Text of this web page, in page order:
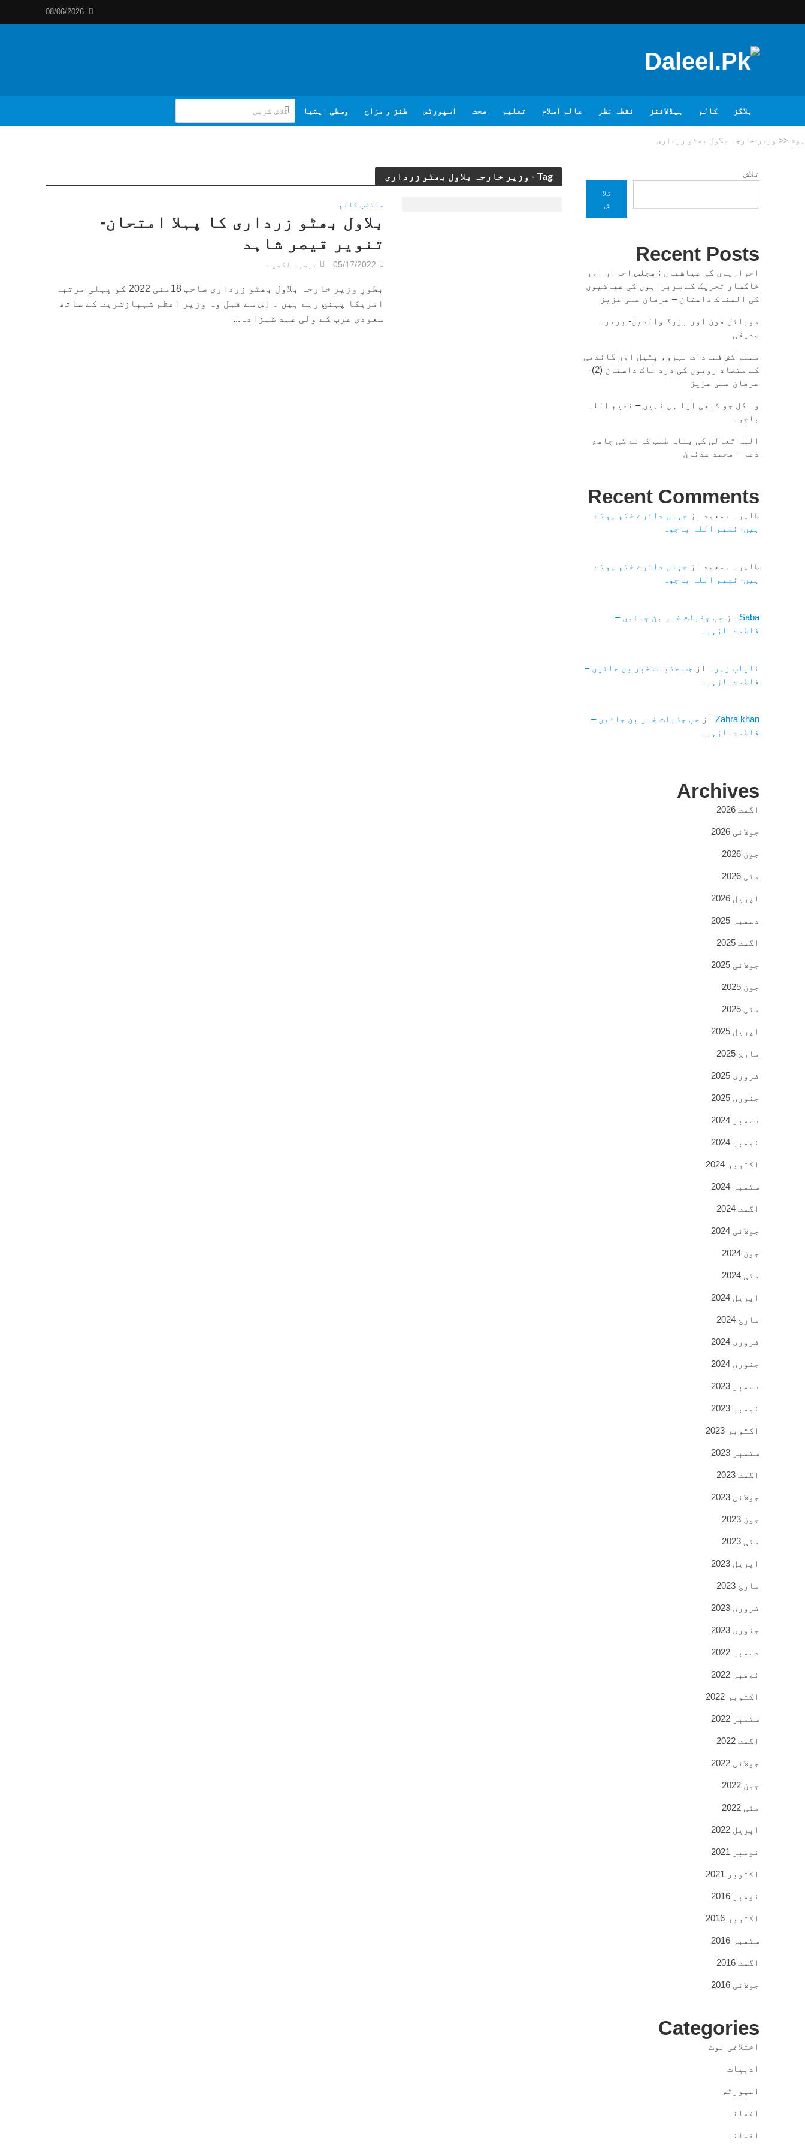
08/06/2026
بلاگز کالم ہیڈلائنز نقطہ نظر عالم اسلام تعلیم صحت اسپورٹس طنز و مزاح وسطی ایشیا
ہوم << وزیر خارجہ بلاول بھٹو زرداری
Tag - وزیر خارجہ بلاول بھٹو زرداری
منتخب کالم
بلاول بھٹو زرداری کا پہلا امتحان-
تنویر قیصر شاہد
05/17/2022 تبصرہ لکھیے
بطورِ وزیر خارجہ بلاول بھٹو زرداری صاحب 18مئی 2022 کو پہلی مرتبہ
امریکا پہنچ رہے ہیں ۔ اِس سے قبل وہ وزیر اعظم شہبازشریف کے ساتھ
سعودی عرب کے ولی عہد شہزادہ...
تلاش
تلا
ش
Recent Posts
احراریوں کی عیاشیاں : مجلس احرار اور
خاکسار تحریک کے سربراہوں کی عیاشیوں
کی المناک داستان – عرفان علی عزیز
موبائل فون اور بزرگ والدین- بریرہ
صدیقی
مسلم کش فسادات نہرو، پٹیل اور گاندھی
کے متضاد رویوں کی درد ناک داستان (2)-
عرفان علی عزیز
وہ کل جو کبھی آیا ہی نہیں – نعیم اللہ
باجوہ
اللہ تعالیٰ کی پناہ طلب کرنے کی جامع
دعا – محمد عدنان
Recent Comments
طاہرہ مسعود از جہاں دائرے ختم ہوتے
ہیں- نعیم اللہ باجوہ
طاہرہ مسعود از جہاں دائرے ختم ہوتے
ہیں- نعیم اللہ باجوہ
Saba از جب جذبات خبر بن جائیں –
فاطمۃالزہرہ
نایاب زہرہ از جب جذبات خبر بن جائیں –
فاطمۃالزہرہ
Zahra khanاز جب جذبات خبر بن جائیں –
فاطمۃالزہرہ
Archives
اگست 2026
جولائی 2026
جون 2026
مئی 2026
اپریل 2026
دسمبر 2025
اگست 2025
جولائی 2025
جون 2025
مئی 2025
اپریل 2025
مارچ 2025
فروری 2025
جنوری 2025
دسمبر 2024
نومبر 2024
اکتوبر 2024
ستمبر 2024
اگست 2024
جولائی 2024
جون 2024
مئی 2024
اپریل 2024
مارچ 2024
فروری 2024
جنوری 2024
دسمبر 2023
نومبر 2023
اکتوبر 2023
ستمبر 2023
اگست 2023
جولائی 2023
جون 2023
مئی 2023
اپریل 2023
مارچ 2023
فروری 2023
جنوری 2023
دسمبر 2022
نومبر 2022
اکتوبر 2022
ستمبر 2022
اگست 2022
جولائی 2022
جون 2022
مئی 2022
اپریل 2022
نومبر 2021
اکتوبر 2021
نومبر 2016
اکتوبر 2016
ستمبر 2016
اگست 2016
جولائی 2016
Categories
اختلافی نوٹ
ادبیات
اسپورٹس
افسانہ
افسانہ